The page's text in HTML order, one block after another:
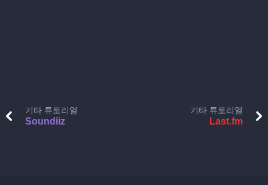
기타 튜토리얼
Soundiiz
기타 튜토리얼
Last.fm